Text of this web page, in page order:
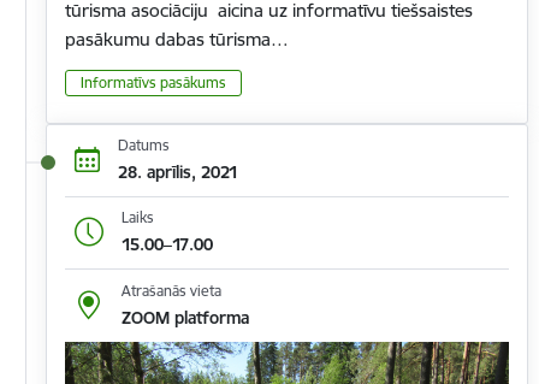
tūrisma asociāciju aicina uz informatīvu tiešsaistes
pasākumu dabas tūrisma…
Informatīvs pasākums
Datums
28. aprīlis, 2021
Laiks
15.00–17.00
Atrašanās vieta
ZOOM platforma